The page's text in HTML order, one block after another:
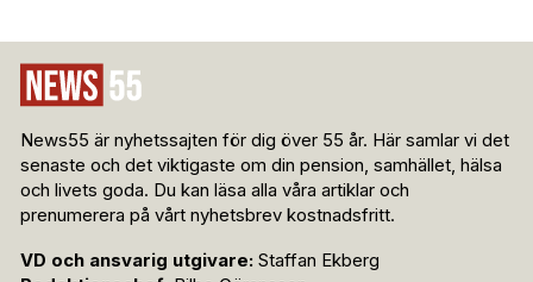
News55 är nyhetssajten för dig över 55 år. Här samlar vi det
senaste och det viktigaste om din pension, samhället, hälsa
och livets goda. Du kan läsa alla våra artiklar och
prenumerera på vårt nyhetsbrev kostnadsfritt.
VD och ansvarig utgivare: Staffan Ekberg